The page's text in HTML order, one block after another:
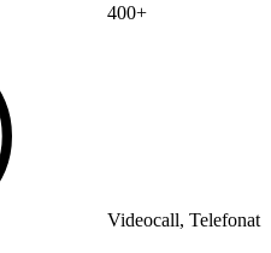
400+
Videocall, Telefonat